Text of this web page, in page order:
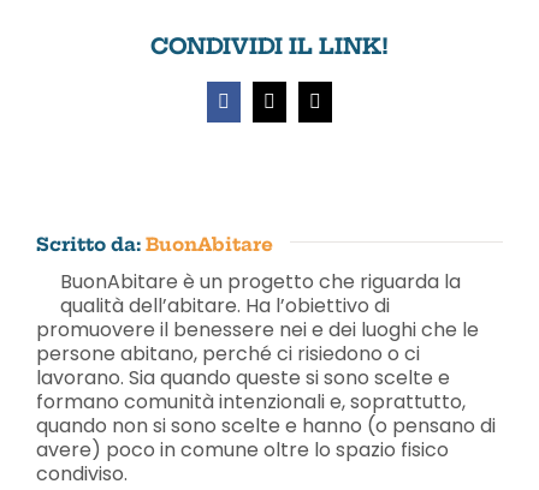
promuoverlo
CONDIVIDI IL LINK!
Facebook
X Email
Scritto da: BuonAbitare
BuonAbitare è un progetto che riguarda la
qualità dell’abitare. Ha l’obiettivo di
promuovere il benessere nei e dei luoghi che le
persone abitano, perché ci risiedono o ci
lavorano. Sia quando queste si sono scelte e
formano comunità intenzionali e, soprattutto,
quando non si sono scelte e hanno (o pensano di
avere) poco in comune oltre lo spazio fisico
condiviso.